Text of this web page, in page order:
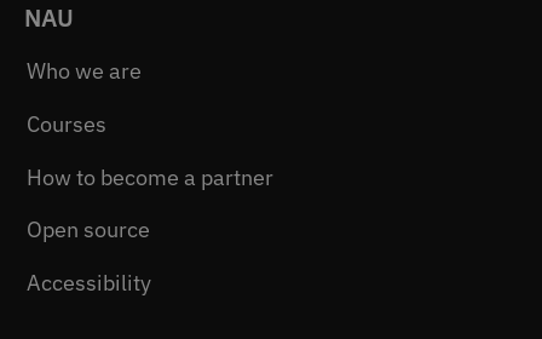
NAU
Who we are
Courses
How to become a partner
Open source
Accessibility